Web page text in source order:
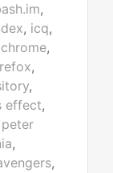
,
, icq,
,
,
,
effect,
peter
,
,